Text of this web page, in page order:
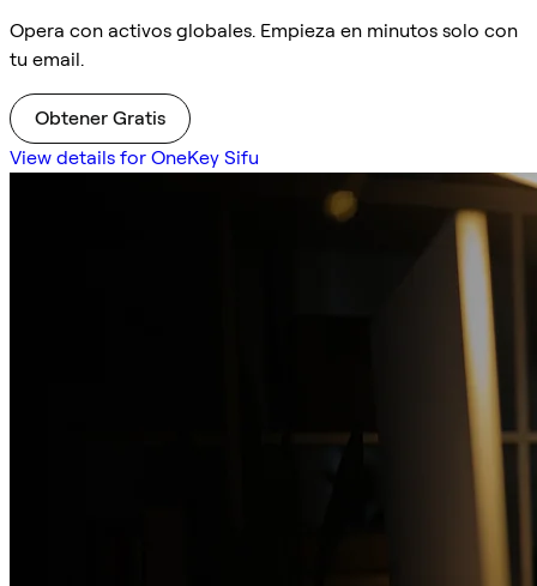
Opera con activos globales. Empieza en minutos solo con
tu email.
Obtener Gratis
View details for OneKey Sifu